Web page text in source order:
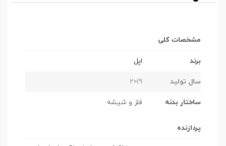
مشخصات کلی
برند اپل
سال تولید 2019
ساختار بدنه فلز و شیشه
پردازنده